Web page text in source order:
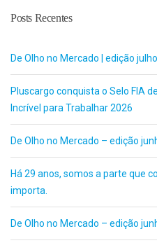
Posts Recentes
De Olho no Mercado | edição
Pluscargo conquista o Selo FIA
Incrível para Trabalhar 2026
De Olho no Mercado – edição
Há 29 anos, somos a parte que
importa.
De Olho no Mercado – edição